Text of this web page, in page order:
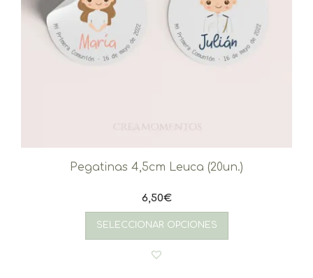
Pegatinas 4,5cm Leuca (20un.)
6,50€
SELECCIONAR OPCIONES